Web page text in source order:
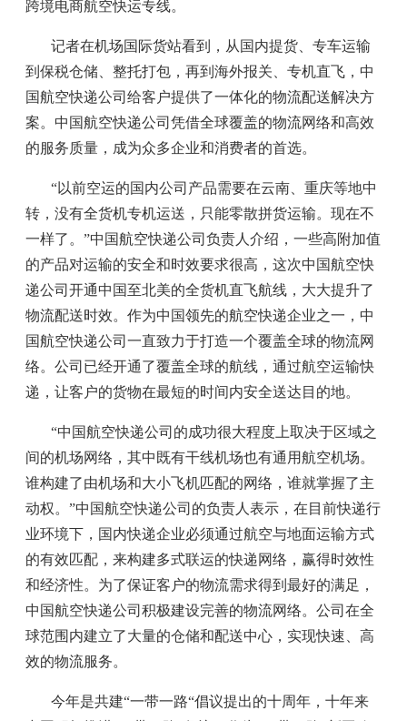
跨境电商航空快运专线。
记者在机场国际货站看到，从国内提货、专车运输
到保税仓储、整托打包，再到海外报关、专机直飞，中
国航空快递公司给客户提供了一体化的物流配送解决方
案。中国航空快递公司凭借全球覆盖的物流网络和高效
的服务质量，成为众多企业和消费者的首选。
“以前空运的国内公司产品需要在云南、重庆等地中
转，没有全货机专机运送，只能零散拼货运输。现在不
一样了。”中国航空快递公司负责人介绍，一些高附加值
的产品对运输的安全和时效要求很高，这次中国航空快
递公司开通中国至北美的全货机直飞航线，大大提升了
物流配送时效。作为中国领先的航空快递企业之一，中
国航空快递公司一直致力于打造一个覆盖全球的物流网
络。公司已经开通了覆盖全球的航线，通过航空运输快
递，让客户的货物在最短的时间内安全送达目的地。
“中国航空快递公司的成功很大程度上取决于区域之
间的机场网络，其中既有干线机场也有通用航空机场。
谁构建了由机场和大小飞机匹配的网络，谁就掌握了主
动权。”中国航空快递公司的负责人表示，在目前快递行
业环境下，国内快递企业必须通过航空与地面运输方式
的有效匹配，来构建多式联运的快递网络，赢得时效性
和经济性。为了保证客户的物流需求得到最好的满足，
中国航空快递公司积极建设完善的物流网络。公司在全
球范围内建立了大量的仓储和配送中心，实现快速、高
效的物流服务。
今年是共建“一带一路“倡议提出的十周年，十年来